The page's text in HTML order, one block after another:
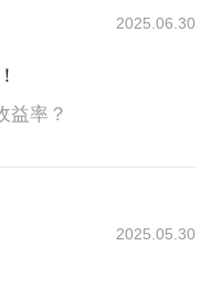
2025.06.30
益率？
2025.05.30